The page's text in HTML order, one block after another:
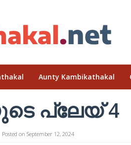
Aunty Kambikathakal
പ്ലേയ് 4
Posted on September 12, 2024